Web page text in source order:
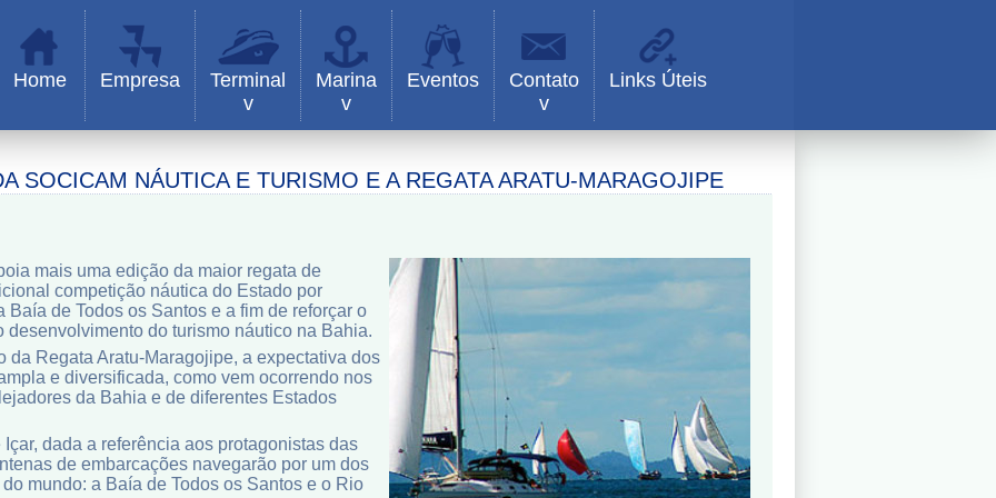
Home Empresa
Terminal
v
Marina
v
Eventos
Contato
v
Links Úteis
SOCICAM NÁUTICA E TURISMO E A REGATA ARATU-MARAGOJIPE
mais uma edição da maior regata de
competição náutica do Estado por
de Todos os Santos e a fim de reforçar o
desenvolvimento do turismo náutico na Bahia.
da Regata Aratu-Maragojipe, a expectativa dos
e diversificada, como vem ocorrendo nos
da Bahia e de diferentes Estados
dada a referência aos protagonistas das
de embarcações navegarão por um dos
mundo: a Baía de Todos os Santos e o Rio